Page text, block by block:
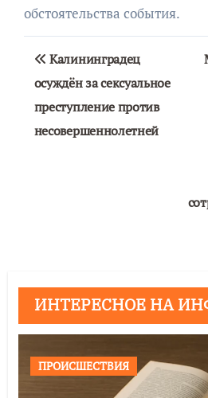
обстоятельства события.
Навигация
по
записям
Калининградец
осуждён за сексуальное
преступление против
несовершеннолетней
ИНТЕРЕСНОЕ НА
ПРОИСШЕСТВИЯ